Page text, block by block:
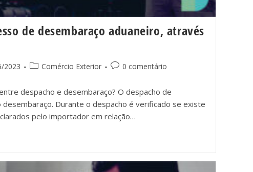
de desembaraço aduaneiro, através
2023 Comércio Exterior 0 comentário
despacho e desembaraço? O despacho de
Durante o despacho é verificado se existe
pelo importador em relação…